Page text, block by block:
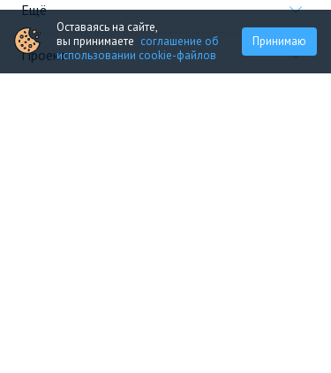
Оставаясь на сайте,
вы принимаете соглашение об
использовании cookie-файлов
Принимаю
Ещё
Проект